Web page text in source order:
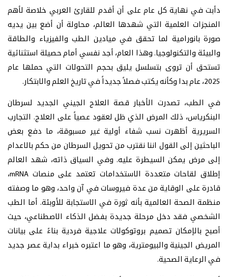
دأبت في نهاية كل عام على أن أقدم للقارئ العربي خلاصة لأهم
المنجزات العلمية التي شهدها العالم، محاولة أن أضع بين يديه
صورة بانورامية لما تحقق في ميادين الطب والفيزياء والطاقة
والبيئة والتكنولوجيا. وهذا العام، أجد نفسي أمام حصيلة استثنائية
تستحق أن تروى بتسلسل يليق بحجم التحولات التي حملها عام
2025، عام بدا وكأنه يكتب فصلاً جديداً في تاريخ العلم والابتكار.
في الطب، تصدرت الأخبار قصة العلاج الجيني الجديد لسرطان
البنكرياس، ذلك المرض الذي ظل لعقود عصياً على العلاج. التجارب
السريرية أظهرت نسب شفاء أولية غير مسبوقة، ما دفع بعض
الباحثين إلى القول اننا نقترب من تحويل السرطان من حكم بالاعدام
إلى مرض يمكن السيطرة عليه. وفي السياق ذاته، شهد العالم
إطلاق لقاحات متعددة الاستخدامات تعتمد على منصات mRNA،
قادرة على الوقاية من عدة فيروسات في آن واحد، وهو ما وصفته
منظمة الصحة العالمية بأنه ثورة في الاستجابة للأوبئة. أما الطب
الشخصي فقد دخل مرحلة جديدة بفضل الذكاء الاصطناعي، حيث
أصبح بالإمكان تصميم بروتوكولات علاجية فردية بناءً على بيانات
المريض الجينية والبيومترية، وهو ما اعتبره خبراء بداية عصر جديد
في الرعاية الصحية.